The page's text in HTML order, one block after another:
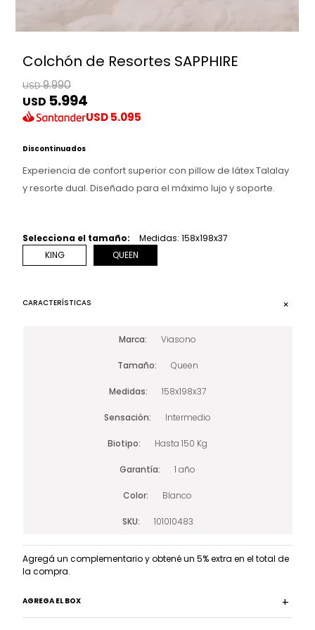
Colchón de Resortes SAPPHIRE
USD9.990
USD 5.994
USD5.095
Discontinuados
Experiencia de confort superior con pillow de látex Talalay
y resorte dual. Diseñado para el máximo lujo y soporte.
Selecciona el tamaño:
Medidas: 158x198x37
KING
QUEEN
CARACTERÍSTICAS
Marca Viasono
Tamaño Queen
Medidas 158x198x37
Sensación Intermedio
Biotipo Hasta 150 Kg
Garantía 1 año
Color Blanco
SKU 101010483
Agregá un complementario y obtené un 5% extra en el total de
la compra.
AGREGA EL BOX